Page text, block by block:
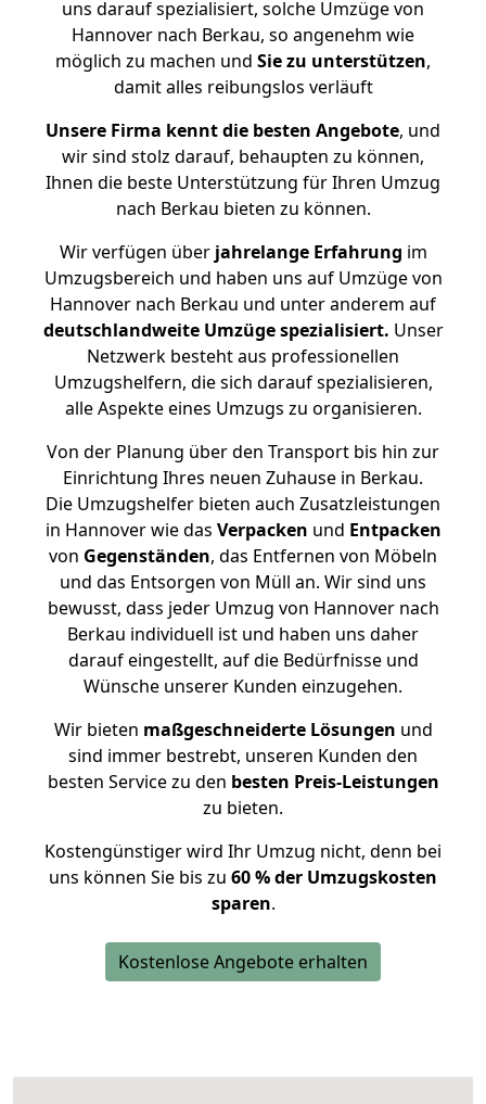
uns darauf spezialisiert, solche Umzüge von
Hannover nach Berkau, so angenehm wie
möglich zu machen und Sie zu unterstützen,
damit alles reibungslos verläuft
Unsere Firma kennt die besten Angebote, und
wir sind stolz darauf, behaupten zu können,
Ihnen die beste Unterstützung für Ihren Umzug
nach Berkau bieten zu können.
Wir verfügen überjahrelange Erfahrung im
Umzugsbereich und haben uns auf Umzüge von
Hannover nach Berkau und unter anderem auf
deutschlandweite Umzüge spezialisiert. Unser
Netzwerk besteht aus professionellen
Umzugshelfern, die sich darauf spezialisieren,
alle Aspekte eines Umzugs zu organisieren.
Von der Planung über den Transport bis hin zur
Einrichtung Ihres neuen Zuhause in Berkau.
Die Umzugshelfer bieten auch Zusatzleistungen
in Hannover wie das Verpacken und Entpacken
von Gegenständen, das Entfernen von Möbeln
und das Entsorgen von Müll an. Wir sind uns
bewusst, dass jeder Umzug von Hannover nach
Berkau individuell ist und haben uns daher
darauf eingestellt, auf die Bedürfnisse und
Wünsche unserer Kunden einzugehen.
Wir bieten maßgeschneiderte Lösungen und
sind immer bestrebt, unseren Kunden den
besten Service zu den besten Preis-Leistungen
zu bieten.
Kostengünstiger wird Ihr Umzug nicht, denn bei
uns können Sie bis zu 60 % der Umzugskosten
sparen.
Kostenlose Angebote erhalten